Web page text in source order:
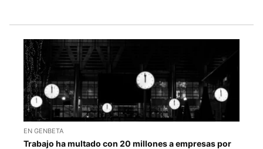
EN GENBETA
Trabajo ha multado con 20 millones a empresas por